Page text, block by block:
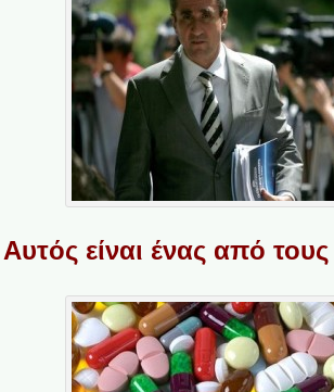
Αυτός είναι ένας από